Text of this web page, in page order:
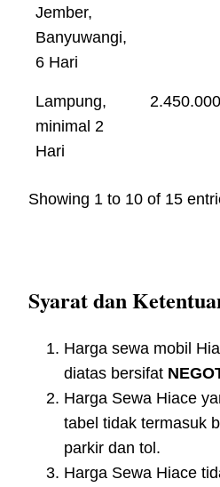
Jember,
Banyuwangi,
6 Hari
Lampung,
minimal 2
Hari
2.450.000
Showing 1 to 10 of 15
Syarat dan
Harga sewa mobil
diatas bersifat
Harga Sewa Hiace
tabel tidak termasuk
parkir dan tol.
Harga Sewa Hiace